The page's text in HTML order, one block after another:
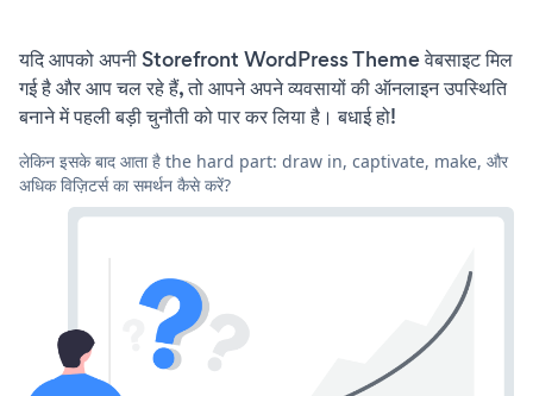
यदि आपको अपनी Storefront WordPress Theme वेबसाइट मिल
गई है और आप चल रहे हैं, तो आपने अपने व्यवसायों की ऑनलाइन उपस्थिति
बनाने में पहली बड़ी चुनौती को पार कर लिया है। बधाई हो!
लेकिन इसके बाद आता है the hard part: draw in, captivate, make, और
अधिक विज़िटर्स का समर्थन कैसे करें?